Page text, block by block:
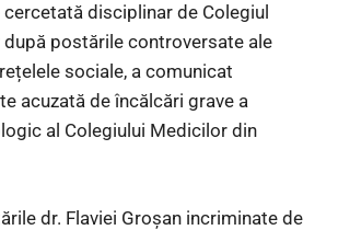
cercetată disciplinar de Colegiul
postările controversate ale
sociale, a comunicat
acuzată de încălcări grave a
al Colegiului Medicilor din
dr. Flaviei Groşan incriminate de